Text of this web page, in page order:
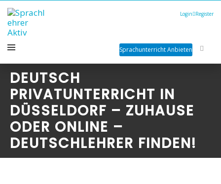
Login Register
Sprachunterricht Anbieten
DEUTSCH
PRIVATUNTERRICHT IN
DÜSSELDORF – ZUHAUSE
ODER ONLINE –
DEUTSCHLEHRER FINDEN!